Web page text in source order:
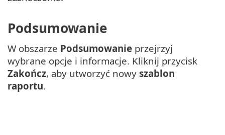
Podsumowanie
W obszarze Podsumowanie przejrzyj
wybrane opcje i informacje. Kliknij przycisk
Zakończ, aby utworzyć nowy szablon
raportu.